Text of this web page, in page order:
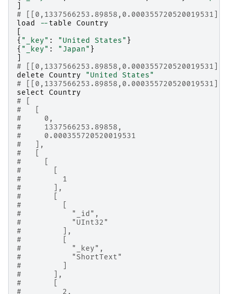
#
load
-- table
Country
{ "_key" : "United States" }
{ "_key" : "Japan" }
#
delete
Country
"United States"
#
select
Country
# [
#   [
#     0,
#     1337566253.89858,
#     0.000355720520019531
#   ],
#   [
#     [
#       [
#         1
#       ],
#       [
#         [
#           "_id",
#           "UInt32"
#         ],
#         [
#           "_key",
#           "ShortText"
#         ]
#       ],
#       [
#         2,